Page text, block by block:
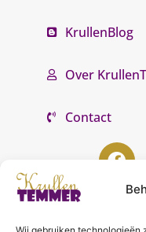
KrullenBlog
Over
Contact